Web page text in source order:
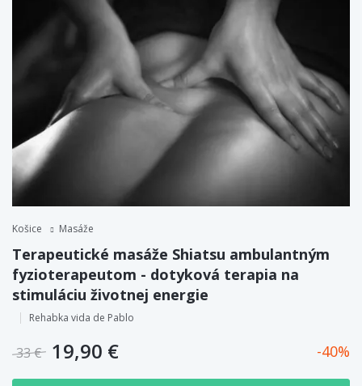
Košice Masáže
Terapeutické masáže Shiatsu ambulantným
fyzioterapeutom - dotyková terapia na
stimuláciu životnej energie
Rehabka vida de Pablo
33 € 19,90 € 40